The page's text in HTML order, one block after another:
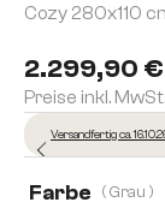
Cozy 280x110
2.299,90 €
Preise inkl.
Versandfertig ca.
Farbe ( Grau )